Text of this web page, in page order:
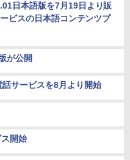
日本語版を7月19日より販
ビスの日本語コンテンツプ
が公開
サービスを8月より開始
開始